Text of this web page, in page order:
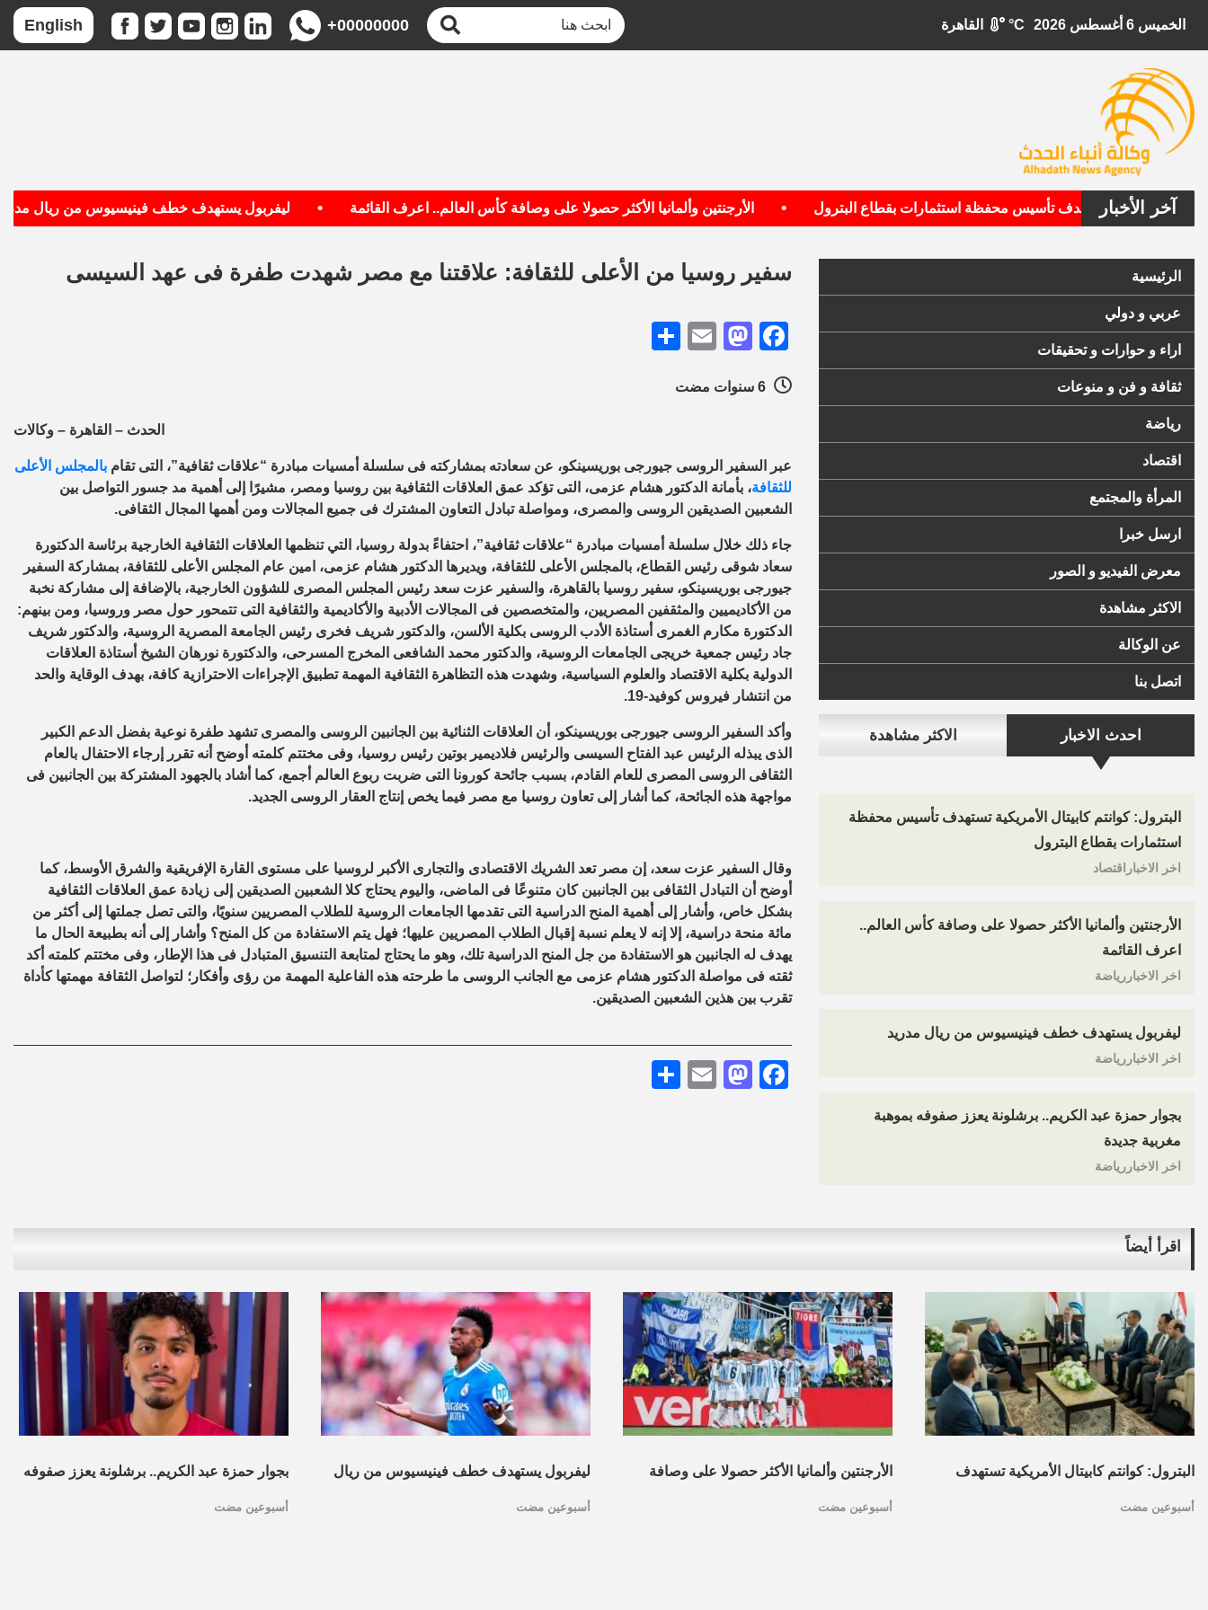
الخميس 6 أغسطس 2026 °C
+00000000
English
آخر الأخبار
الأمريكية تستهدف تأسيس محفظة استثمارات بقطاع البترول الأرجنتين وألمانيا الأكثر حصولا على وصافة كأس العالم.. اعرف القائمة ليفربول يستهدف خطف فينيسيوس من ريال مدريد
الرئيسية
عربي و دولي
اراء و حوارات و تحقيقات
ثقافة و فن و منوعات
رياضة
اقتصاد
المرأة والمجتمع
ارسل خبرا
معرض الفيديو و الصور
الاكثر مشاهدة
عن الوكالة
اتصل بنا
احدث الاخبار الاكثر مشاهدة
البترول: كوانتم كابيتال الأمريكية تستهدف تأسيس محفظة
استثمارات بقطاع البترول
اخر الاخباراقتصاد
الأرجنتين وألمانيا الأكثر حصولا على وصافة كأس العالم..
اعرف القائمة
اخر الاخباررياضة
ليفربول يستهدف خطف فينيسيوس من ريال مدريد
اخر الاخباررياضة
بجوار حمزة عبد الكريم.. برشلونة يعزز صفوفه بموهبة
مغربية جديدة
اخر الاخباررياضة
سفير روسيا من الأعلى للثقافة: علاقتنا مع مصر شهدت طفرة فى عهد السيسى
Facebook
Mastodon
Email
الحدث – القاهرة – وكالات
عبر السفير الروسى جيورجى بوريسينكو، عن سعادته بمشاركته فى سلسلة أمسيات مبادرة “علاقات ثقافية”، التى تقام بالمجلس الأعلى
للثقافة، بأمانة الدكتور هشام عزمى، التى تؤكد عمق العلاقات الثقافية بين روسيا ومصر، مشيرًا إلى أهمية مد جسور التواصل بين
الشعبين الصديقين الروسى والمصرى، ومواصلة تبادل التعاون المشترك فى جميع المجالات ومن أهمها المجال الثقافى.
جاء ذلك خلال سلسلة أمسيات مبادرة “علاقات ثقافية”، احتفاءً بدولة روسيا، التي تنظمها العلاقات الثقافية الخارجية برئاسة الدكتورة
سعاد شوقى رئيس القطاع، بالمجلس الأعلى للثقافة، ويديرها الدكتور هشام عزمى، امين عام المجلس الأعلى للثقافة، بمشاركة السفير
جيورجى بوريسينكو، سفير روسيا بالقاهرة، والسفير عزت سعد رئيس المجلس المصرى للشؤون الخارجية، بالإضافة إلى مشاركة نخبة
من الأكاديميين والمثقفين المصريين، والمتخصصين فى المجالات الأدبية والأكاديمية والثقافية التى تتمحور حول مصر وروسيا، ومن بينهم:
الدكتورة مكارم الغمرى أستاذة الأدب الروسى بكلية الألسن، والدكتور شريف فخرى رئيس الجامعة المصرية الروسية، والدكتور شريف
جاد رئيس جمعية خريجى الجامعات الروسية، والدكتور محمد الشافعى المخرج المسرحى، والدكتورة نورهان الشيخ أستاذة العلاقات
الدولية بكلية الاقتصاد والعلوم السياسية، وشهدت هذه التظاهرة الثقافية المهمة تطبيق الإجراءات الاحترازية كافة، بهدف الوقاية والحد
من انتشار فيروس كوفيد-19.
وأكد السفير الروسى جيورجى بوريسينكو، أن العلاقات الثنائية بين الجانبين الروسى والمصرى تشهد طفرة نوعية بفضل الدعم الكبير
الذى يبذله الرئيس عبد الفتاح السيسى والرئيس فلاديمير بوتين رئيس روسيا، وفى مختتم كلمته أوضح أنه تقرر إرجاء الاحتفال بالعام
الثقافى الروسى المصرى للعام القادم، بسبب جائحة كورونا التى ضربت ربوع العالم أجمع، كما أشاد بالجهود المشتركة بين الجانبين فى
مواجهة هذه الجائحة، كما أشار إلى تعاون روسيا مع مصر فيما يخص إنتاج العقار الروسى الجديد.
وقال السفير عزت سعد، إن مصر تعد الشريك الاقتصادى والتجارى الأكبر لروسيا على مستوى القارة الإفريقية والشرق الأوسط، كما
أوضح أن التبادل الثقافى بين الجانبين كان متنوعًا فى الماضى، واليوم يحتاج كلا الشعبين الصديقين إلى زيادة عمق العلاقات الثقافية
بشكل خاص، وأشار إلى أهمية المنح الدراسية التى تقدمها الجامعات الروسية للطلاب المصريين سنويًا، والتى تصل جملتها إلى أكثر من
مائة منحة دراسية، إلا إنه لا يعلم نسبة إقبال الطلاب المصريين عليها؛ فهل يتم الاستفادة من كل المنح؟ وأشار إلى أنه بطبيعة الحال ما
يهدف له الجانبين هو الاستفادة من جل المنح الدراسية تلك، وهو ما يحتاج لمتابعة التنسيق المتبادل فى هذا الإطار، وفى مختتم كلمته أكد
ثقته فى مواصلة الدكتور هشام عزمى مع الجانب الروسى ما طرحته هذه الفاعلية المهمة من رؤى وأفكار؛ لتواصل الثقافة مهمتها كأداة
تقرب بين هذين الشعبين الصديقين.
Facebook
Mastodon
Email
اقرأ أيضاً
البترول: كوانتم كابيتال الأمريكية تستهدف
أسبوعين مضت
الأرجنتين وألمانيا الأكثر حصولا على وصافة
أسبوعين مضت
ليفربول يستهدف خطف فينيسيوس من ريال
أسبوعين مضت
بجوار حمزة عبد الكريم.. برشلونة يعزز صفوفه
أسبوعين مضت